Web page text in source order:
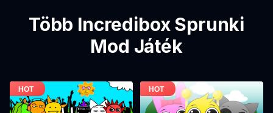
Több Incredibox Sprunki
Mod Játék